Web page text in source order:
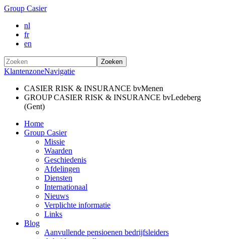
Group Casier
nl
fr
en
Zoeken
KlantenzoneNavigatie
CASIER RISK & INSURANCE bvMenen
GROUP CASIER RISK & INSURANCE bvLedeberg
(Gent)
Home
Group Casier
Missie
Waarden
Geschiedenis
Afdelingen
Diensten
Internationaal
Nieuws
Verplichte informatie
Links
Blog
Aanvullende pensioenen bedrijfsleiders